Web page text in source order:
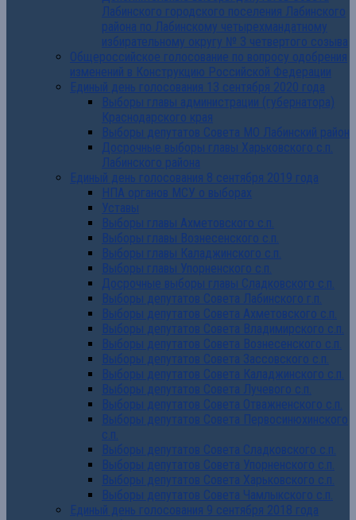
Лабинского городского поселения Лабинского
района по Лабинскому четырехмандатному
избирательному округу № 3 четвертого созыва
Общероссийское голосование по вопросу одобрения
изменений в Конструкцию Российской Федерации
Единый день голосования 13 сентября 2020 года
Выборы главы администрации (губернатора)
Краснодарского края
Выборы депутатов Совета МО Лабинский район
Досрочные выборы главы Харьковского с.п.
Лабинского района
Единый день голосования 8 сентября 2019 года
НПА органов МСУ о выборах
Уставы
Выборы главы Ахметовского с.п.
Выборы главы Вознесенского с.п.
Выборы главы Каладжинского с.п.
Выборы главы Упорненского с.п.
Досрочные выборы главы Сладковского с.п.
Выборы депутатов Совета Лабинского г.п.
Выборы депутатов Совета Ахметовского с.п.
Выборы депутатов Совета Владимирского с.п.
Выборы депутатов Совета Вознесенского с.п.
Выборы депутатов Совета Зассовского с.п.
Выборы депутатов Совета Каладжинского с.п.
Выборы депутатов Совета Лучевого с.п.
Выборы депутатов Совета Отважненского с.п.
Выборы депутатов Совета Первосинюхинского
с.п.
Выборы депутатов Совета Сладковского с.п.
Выборы депутатов Совета Упорненского с.п.
Выборы депутатов Совета Харьковского с.п.
Выборы депутатов Совета Чамлыкского с.п.
Единый день голосования 9 сентября 2018 года